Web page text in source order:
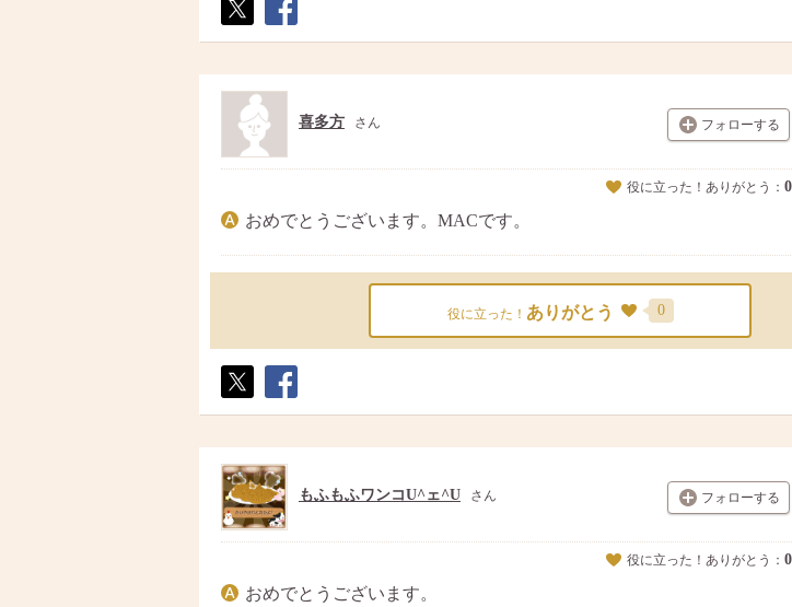
ト
ア
フォローする
喜多方 さん
役に立った！ありがとう： 0
おめでとうございます。MACです。
役に立った！ ありがとう 0
ト
ア
フォローする
もふもふワンコU^ェ^U さん
役に立った！ありがとう： 0
おめでとうございます。